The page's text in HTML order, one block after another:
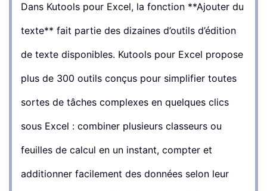
Dans Kutools pour Excel, la fonction **Ajouter du
texte** fait partie des dizaines d’outils d’édition
de texte disponibles. Kutools pour Excel propose
plus de 300 outils conçus pour simplifier toutes
sortes de tâches complexes en quelques clics
sous Excel : combiner plusieurs classeurs ou
feuilles de calcul en un instant, compter et
additionner facilement des données selon leur